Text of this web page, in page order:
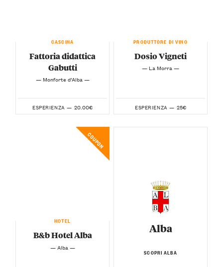
CASCINA
Fattoria didattica
Gabutti
— Monforte d’Alba —
ESPERIENZA — 20.00€
PRODUTTORE DI VINO
Dosio Vigneti
— La Morra —
ESPERIENZA — 25€
COUPON
HOTEL
B&b Hotel Alba
— Alba —
Alba
SCOPRI ALBA